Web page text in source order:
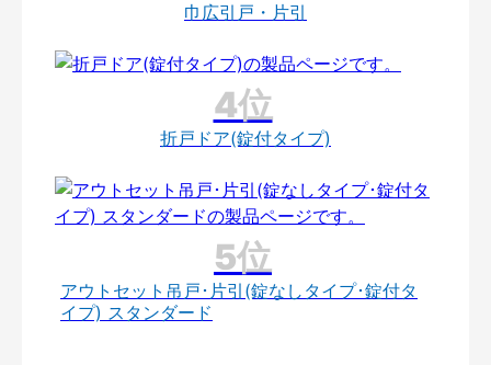
巾広引戸・片引
折戸ドア(錠付タイプ)
アウトセット吊戸･片引(錠なしタイプ･錠付タ
イプ) スタンダード